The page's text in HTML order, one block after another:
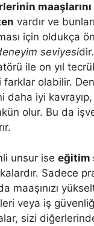
vardır ve
için oldukça
seviyesi
ile on yıl
farklar olabilir.
daha iyi kavrayıp,
olur. Bu da
unsur ise eğitim
Sadece
maaşınızı
veya iş
sizi